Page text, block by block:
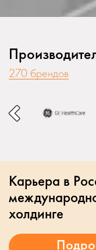
270 брендов
Карьера в
холдинге